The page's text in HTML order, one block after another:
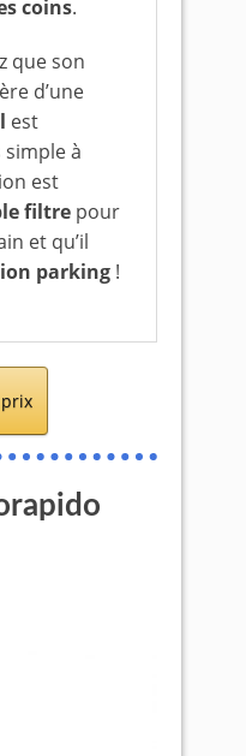
coins.
que son
d’une
est
à
est
filtre pour
et qu’il
parking !